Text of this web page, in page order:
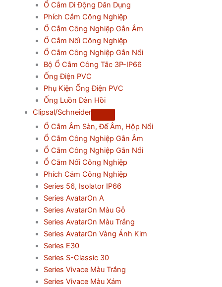
Ổ Cắm Di Động Dân Dụng
Phích Cắm Công Nghiệp
Ổ Cắm Công Nghiệp Gắn Âm
Ổ Cắm Nối Công Nghiệp
Ổ Cắm Công Nghiệp Gắn Nổi
Bộ Ổ Cắm Công Tắc 3P-IP66
Ống Điện PVC
Phụ Kiện Ống Điện PVC
Ống Luồn Đàn Hồi
Clipsal/Schneider
Ổ Cắm Âm Sàn, Đế Âm, Hộp Nổi
Ổ Cắm Công Nghiệp Gắn Âm
Ổ Cắm Công Nghiệp Gắn Nổi
Ổ Cắm Nối Công Nghiệp
Phích Cắm Công Nghiệp
Series 56, Isolator IP66
Series AvatarOn A
Series AvatarOn Màu Gỗ
Series AvatarOn Màu Trắng
Series AvatarOn Vàng Ánh Kim
Series E30
Series S-Classic 30
Series Vivace Màu Trắng
Series Vivace Màu Xám